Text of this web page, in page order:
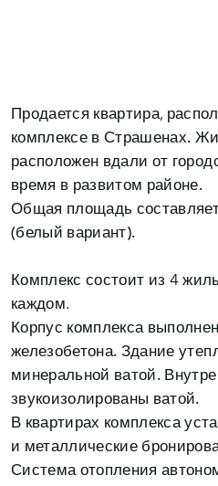
Продается квартира,
комплексе в Страшенах.
расположен вдали от
время в развитом районе.
Общая площадь
(белый вариант).
Комплекс состоит из 4
каждом.
Корпус комплекса
железобетона. Здание
минеральной ватой.
звукоизолированы ватой.
В квартирах комплекса
и металлические
Система отопления